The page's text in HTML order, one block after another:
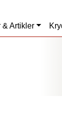
& Artikler